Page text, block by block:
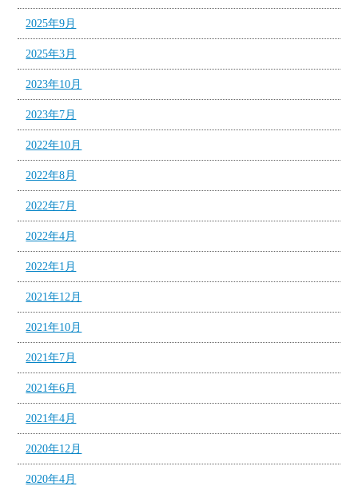
2025年9月
2025年3月
2023年10月
2023年7月
2022年10月
2022年8月
2022年7月
2022年4月
2022年1月
2021年12月
2021年10月
2021年7月
2021年6月
2021年4月
2020年12月
2020年4月